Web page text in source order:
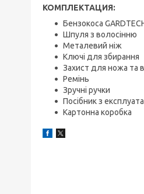
КОМПЛЕКТАЦИЯ:
Бензокоса
Шпуля з волосінню
Металевий ніж
Ключі для збирання
Захист для ножа та
Ремінь
Зручні ручки
Посібник з
Картонна коробка